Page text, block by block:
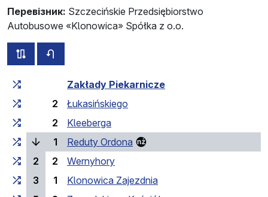
Перевізник: Szczecińskie Przedsiębiorstwo
Autobusowe «Klonowica» Spółka z o.o.
всі схеми цього маршруту
Загальний час у дорозі Час у дорозі між
Zakłady Piekarnicze
2
Łukasińskiego
2
Kleeberga
1
Reduty Ordona
2
2
Wernyhory
3
1
Klonowica Zajezdnia